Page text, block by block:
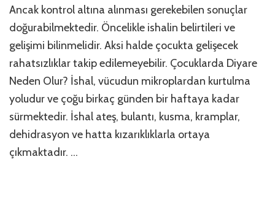
Rahatsızlığı
Ancak kontrol altına alınması gerekebilen sonuçlar
doğurabilmektedir. Öncelikle ishalin belirtileri ve
gelişimi bilinmelidir. Aksi halde çocukta gelişecek
rahatsızlıklar takip edilemeyebilir. Çocuklarda Diyare
Neden Olur? İshal, vücudun mikroplardan kurtulma
yoludur ve çoğu birkaç günden bir haftaya kadar
sürmektedir. İshal ateş, bulantı, kusma, kramplar,
dehidrasyon ve hatta kızarıklıklarla ortaya
çıkmaktadır. …